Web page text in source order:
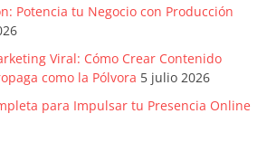
Potencia tu Negocio con Producción
Viral: Cómo Crear Contenido
como la Pólvora 5 julio 2026
para Impulsar tu Presencia Online